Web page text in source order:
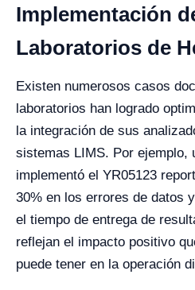
Implementación
Laboratorios de
Existen numerosos casos
laboratorios han logrado
la integración de sus
sistemas LIMS. Por ejemplo,
implementó el YR05123
30% en los errores de datos
el tiempo de entrega de
reflejan el impacto positivo
puede tener en la operación